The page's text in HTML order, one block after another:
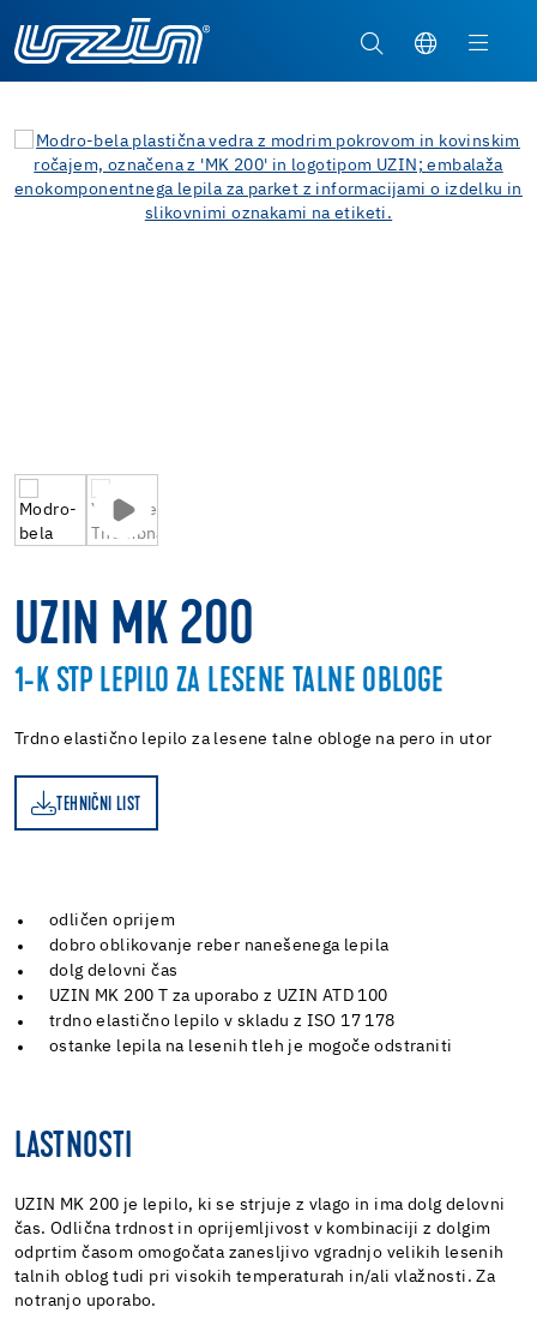
UZIN MK 200
1-K STP LEPILO ZA LESENE TALNE OBLOGE
Trdno elastično lepilo za lesene talne obloge na pero in utor
TEHNIČNI LIST
odličen oprijem
dobro oblikovanje reber nanešenega lepila
dolg delovni čas
UZIN MK 200 T za uporabo z UZIN ATD 100
trdno elastično lepilo v skladu z ISO 17 178
ostanke lepila na lesenih tleh je mogoče odstraniti
LASTNOSTI
UZIN MK 200 je lepilo, ki se strjuje z vlago in ima dolg delovni
čas. Odlična trdnost in oprijemljivost v kombinaciji z dolgim
odprtim časom omogočata zanesljivo vgradnjo velikih lesenih
talnih oblog tudi pri visokih temperaturah in/ali vlažnosti. Za
notranjo uporabo.